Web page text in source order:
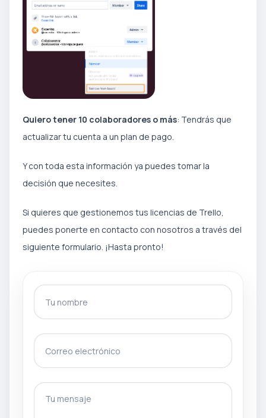
Quiero tener 10 colaboradores o más: Tendrás que
actualizar tu cuenta a un plan de pago.
Y con toda esta información ya puedes tomar la
decisión que necesites.
Si quieres que gestionemos tus licencias de Trello,
puedes ponerte en contacto con nosotros a través del
siguiente formulario. ¡Hasta pronto!
Tu nombre
Correo electrónico
gotcha
Tu mensaje